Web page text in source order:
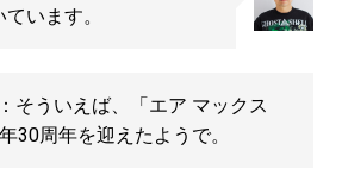
います。
そういえば、「エア マックス
30周年を迎えたようで。